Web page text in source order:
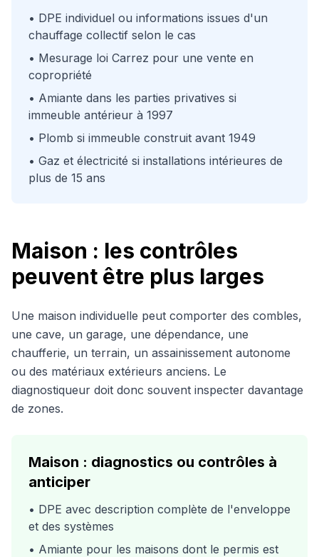
• DPE individuel ou informations issues d'un
chauffage collectif selon le cas
• Mesurage loi Carrez pour une vente en
copropriété
• Amiante dans les parties privatives si
immeuble antérieur à 1997
• Plomb si immeuble construit avant 1949
• Gaz et électricité si installations intérieures de
plus de 15 ans
Maison : les contrôles
peuvent être plus larges
Une maison individuelle peut comporter des combles,
une cave, un garage, une dépendance, une
chaufferie, un terrain, un assainissement autonome
ou des matériaux extérieurs anciens. Le
diagnostiqueur doit donc souvent inspecter davantage
de zones.
Maison : diagnostics ou contrôles à
anticiper
• DPE avec description complète de l'enveloppe
et des systèmes
• Amiante pour les maisons dont le permis est